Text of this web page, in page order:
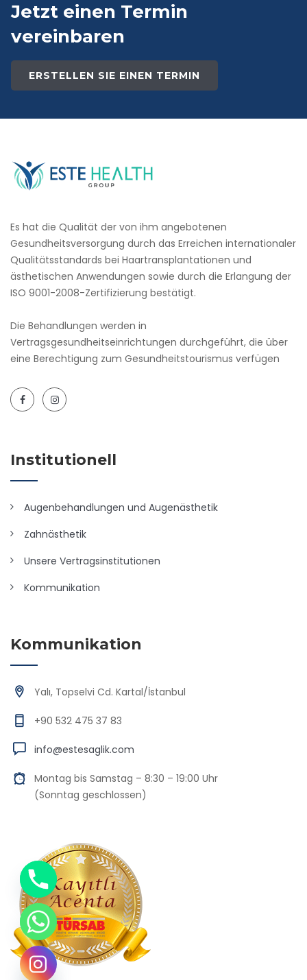
Jetzt einen Termin
vereinbaren
ERSTELLEN SIE EINEN TERMIN
Es hat die Qualität der von ihm angebotenen
Gesundheitsversorgung durch das Erreichen internationaler
Qualitätsstandards bei Haartransplantationen und
ästhetischen Anwendungen sowie durch die Erlangung der
ISO 9001-2008-Zertifizierung bestätigt.
Die Behandlungen werden in
Vertragsgesundheitseinrichtungen durchgeführt, die über
eine Berechtigung zum Gesundheitstourismus verfügen
Institutionell
Augenbehandlungen und Augenästhetik
Zahnästhetik
Unsere Vertragsinstitutionen
Kommunikation
Kommunikation
Yalı, Topselvi Cd. Kartal/İstanbul
+90 532 475 37 83
info@estesaglik.com
Montag bis Samstag – 8:30 – 19:00 Uhr
(Sonntag geschlossen)
Chaty